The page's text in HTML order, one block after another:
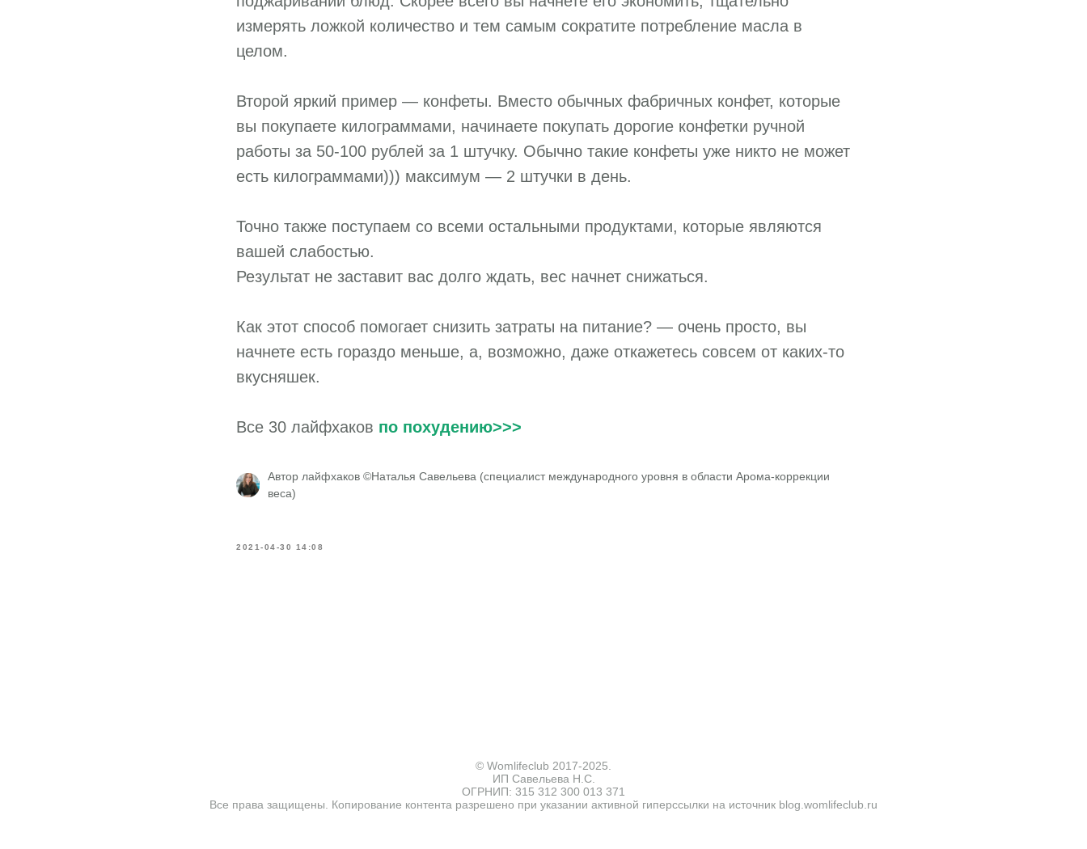
измерять ложкой количество и тем самым сократите потребление масла в
целом.
Второй яркий пример — конфеты. Вместо обычных фабричных конфет, которые
вы покупаете килограммами, начинаете покупать дорогие конфетки ручной
работы за 50-100 рублей за 1 штучку. Обычно такие конфеты уже никто не может
есть килограммами))) максимум — 2 штучки в день.
Точно также поступаем со всеми остальными продуктами, которые являются
вашей слабостью.
Результат не заставит вас долго ждать, вес начнет снижаться.
Как этот способ помогает снизить затраты на питание? — очень просто, вы
начнете есть гораздо меньше, а, возможно, даже откажетесь совсем от каких-то
вкусняшек.
Все 30 лайфхаков по похудению>>>
Автор лайфхаков ©Наталья Савельева (специалист международного уровня в области Арома-коррекции
веса)
2021-04-30 14:08
© Womlifeclub 2017-2025.
ИП Савельева Н.С.
ОГРНИП: 315 312 300 013 371
Все права защищены. Копирование контента разрешено при указании активной гиперссылки на источник blog.womlifeclub.ru